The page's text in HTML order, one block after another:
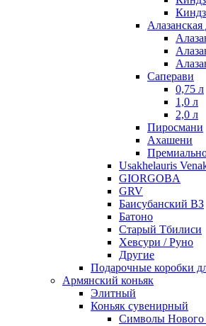
Саперави
0,75 л
1,0 л
2,0 л
Пиросмани
Ахашени
Usakhelauris
GIORGOBA
GRV
Баисубанский ВЗ
Батоно
Старый Тбилиси
Хевсури / Руно
Другие
Подарочные коробки
Армянский коньяк
Элитный
Коньяк сувенирный
Символы Нового